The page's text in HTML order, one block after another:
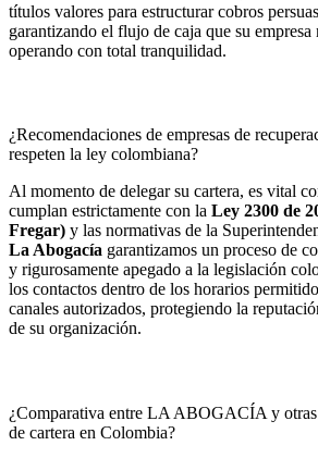
títulos valores para estructurar cobros
garantizando el flujo de caja que su empresa
operando con total tranquilidad.
¿Recomendaciones de empresas de
respeten la ley colombiana?
Al momento de delegar su cartera, es vital
cumplan estrictamente con la Ley 2300 de
Fregar) y las normativas de la
La Abogacía garantizamos un proceso de
y rigurosamente apegado a la legislación
los contactos dentro de los horarios
canales autorizados, protegiendo la
de su organización.
¿Comparativa entre LA ABOGACÍA y otras
de cartera en Colombia?